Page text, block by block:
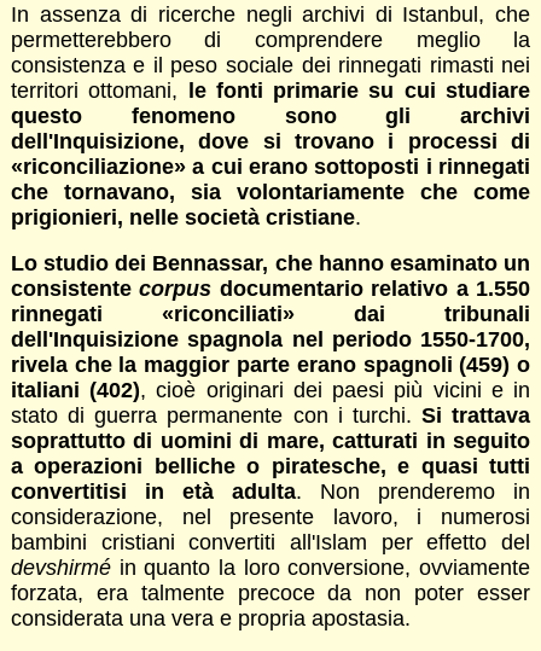
In assenza di ricerche negli archivi di Istanbul, che
permetterebbero di comprendere meglio la
consistenza e il peso sociale dei rinnegati rimasti nei
territori ottomani, le fonti primarie su cui studiare
questo fenomeno sono gli archivi
dell'Inquisizione, dove si trovano i processi di
«riconciliazione» a cui erano sottoposti i rinnegati
che tornavano, sia volontariamente che come
prigionieri, nelle società cristiane.
Lo studio dei Bennassar, che hanno esaminato un
consistentecorpus documentario relativo a 1.550
rinnegati «riconciliati» dai tribunali
dell'Inquisizione spagnola nel periodo 1550-1700,
rivela che la maggior parte erano spagnoli (459) o
italiani (402), cioè originari dei paesi più vicini e in
stato di guerra permanente con i turchi. Si trattava
soprattutto di uomini di mare, catturati in seguito
a operazioni belliche o piratesche, e quasi tutti
convertitisi in età adulta. Non prenderemo in
considerazione, nel presente lavoro, i numerosi
bambini cristiani convertiti all'Islam per effetto del
devshirméin quanto la loro conversione, ovviamente
forzata, era talmente precoce da non poter esser
considerata una vera e propria apostasia.